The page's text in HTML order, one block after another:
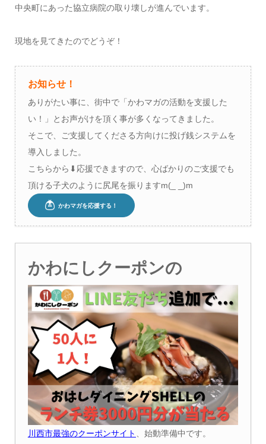
中央町にあった協立病院の取り壊しが進んでいます。
現地を見てきたのでどうぞ！
お知らせ！
ありがたい事に、街中で「かわマガの活動を支援した
い！」とお声がけを頂く事が多くなってきました。
そこで、ご支援してくださる方向けに投げ銭システムを
導入しました。
こちらから⬇︎応援できますので、心ばかりのご支援でも
頂ける子犬のように尻尾を振りますm(_ _)m
かわにしクーポンの
川西市最強のクーポンサイト
、始動準備中です。